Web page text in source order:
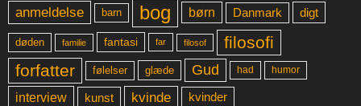
anmeldelse barn bog børn Danmark digt
døden familie fantasi far filosof
filosofi
forfatter
følelser glæde Gud had humor
interview kunst kvinde kvinder